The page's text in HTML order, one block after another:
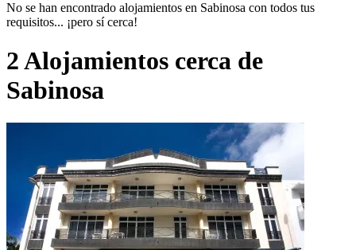
No se han encontrado alojamientos en Sabinosa con todos tus
requisitos... ¡pero sí cerca!
2 Alojamientos cerca de
Sabinosa